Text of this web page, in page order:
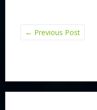
← Previous Post